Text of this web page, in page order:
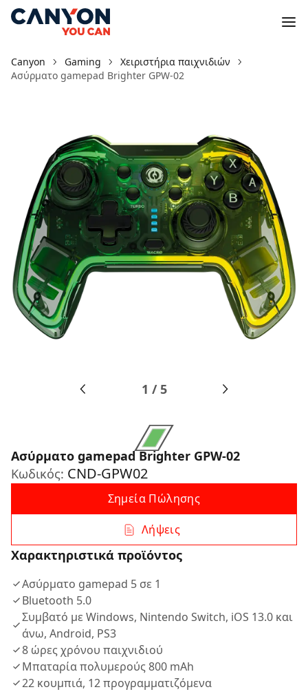
Canyon Gaming
Χειριστήρια παιχνιδιών
Ασύρματο gamepad Brighter GPW-02
1 / 5
Ασύρματο gamepad Brighter GPW-02
Κωδικός: CND-GPW02
Σημεία Πώλησης
Λήψεις
Χαρακτηριστικά προϊόντος
Ασύρματο gamepad 5 σε 1
Bluetooth 5.0
Συμβατό με Windows, Nintendo Switch, iOS 13.0 και
άνω, Android, PS3
8 ώρες χρόνου παιχνιδιού
Μπαταρία πολυμερούς 800 mAh
22 κουμπιά, 12 προγραμματιζόμενα